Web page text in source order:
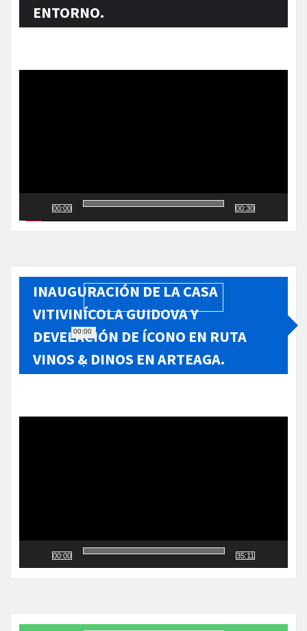
ENTORNO.
00:00
00:00
00:30
INAUGURACIÓN DE LA CASA
VITIVINÍCOLA GUIDOVA Y
DEVELACIÓN DE ÍCONO EN RUTA
VINOS & DINOS EN ARTEAGA.
00:00 35:11